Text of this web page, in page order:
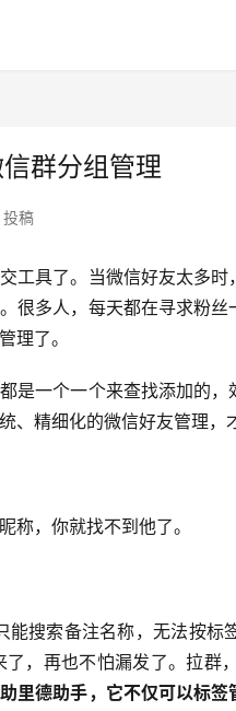
群分组管理
投稿
工具了。当微信好友太多
很多人，每天都在寻求粉
理了。
是一个一个来查找添加的
、精细化的微信好友管理，
称，你就找不到他了。
搜索备注名称，无法按标
，再也不怕漏发了。拉群
里德助手，它不仅可以标